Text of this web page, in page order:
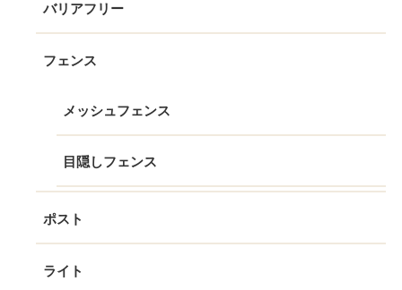
バリアフリー
フェンス
メッシュフェンス
目隠しフェンス
ポスト
ライト